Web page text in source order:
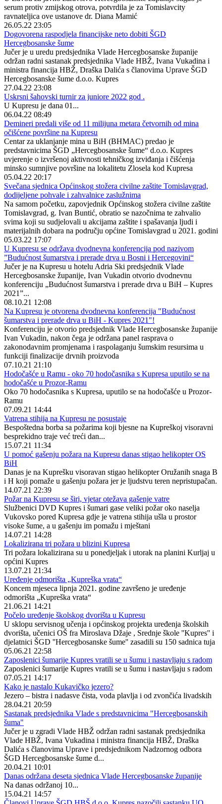
serum protiv zmijskog otrova, potvrdila je za Tomislavcity
ravnateljica ove ustanove dr. Diana Mamić
26.05.22 23:05
Dogovorena raspodjela financijske neto dobiti ŠGD
Hercegbosanske šume
Jučer je u uredu predsjednika Vlade Hercegbosanske županije
održan radni sastanak predsjednika Vlade HBŽ, Ivana Vukadina i
ministra financija HBŽ, Draška Dalića s članovima Uprave ŠGD
Hercegbosanske šume d.o.o. Kupres
27.04.22 23:08
Uskrsni šahovski turnir za juniore 2022 god .
U Kupresu je dana 01...
06.04.22 08:49
Demineri predali više od 11 milijuna metara četvornih od mina
očišćene površine na Kupresu
Centar za uklanjanje mina u BiH (BHMAC) predao je
predstavnicima ŠGD „Hercegbosanske šume“ d.o.o. Kupres
uvjerenje o izvršenoj aktivnosti tehničkog izviđanja i čišćenja
minsko sumnjive površine na lokalitetu Zlosela kod Kupresa
05.04.22 20:17
Svečana sjednica Općinskog stožera civilne zaštite Tomislavgrad,
dodijeljene pohvale i zahvalnice zaslužnima
Na samom početku, zapovjednik Općinskog stožera civilne zaštite
Tomislavgrad, g. Ivan Buntić, obratio se nazočnima te zahvalio
svima koji su sudjelovali u akcijama zaštite i spašavanja ljudi i
materijalnih dobara na području općine Tomislavgrad u 2021. godini
05.03.22 17:07
U Kupresu se održava dvodnevna konferencija pod nazivom
”Budućnost šumarstva i prerade drva u Bosni i Hercegovini“
Jučer je na Kupresu u hotelu Adria Ski predsjednik Vlade
Hercegbosanske županije, Ivan Vukadin otvorio dvodnevnu
konferenciju „Budućnost šumarstva i prerade drva u BiH – Kupres
2021”...
08.10.21 12:08
Na Kupresu je otvorena dvodnevna konferencija "Budućnost
šumarstva i prerade drva u BiH - Kupres 2021"!
Konferenciju je otvorio predsjednik Vlade Hercegbosanske županije
Ivan Vukadin, nakon čega je održana panel rasprava o
zakonodavnim promjenama i raspolaganju šumskim resursima u
funkciji finalizacije drvnih proizvoda
07.10.21 21:10
Hodočašće u Ramu - oko 70 hodočasnika s Kupresa uputilo se na
hodočašće u Prozor-Ramu
Oko 70 hodočasnika s Kupresa, uputilo se na hodočašće u Prozor-
Ramu
07.09.21 14:44
Vatrena stihija na Kupresu ne posustaje
Bespoštedna borba sa požarima koji bjesne na Kupreškoj visoravni
besprekidno traje već treći dan...
15.07.21 11:34
U pomoć gašenju požara na Kupresu danas stigao helikopter OS
BiH
Danas je na Kuprešku visoravan stigao helikopter Oružanih snaga B
i H koji pomaže u gašenju požara jer je ljudstvu teren nepristupačan.
14.07.21 22:39
Požar na Kupresu se širi, vjetar otežava gašenje vatre
Službenici DVD Kupres i šumari gase veliki požar oko naselja
Vukovsko pored Kupresa gdje je vatrena stihija ušla u prostor
visoke šume, a u gašenju im pomažu i mještani
14.07.21 14:28
Lokalizirana tri požara u blizini Kupresa
Tri požara lokalizirana su u ponedjeljak i utorak na planini Kurljaj u
općini Kupres
13.07.21 21:34
Uređenje odmorišta „Kupreška vrata“
Koncem mjeseca lipnja 2021. godine završeno je uređenje
odmorišta „Kupreška vrata“
21.06.21 14:21
Počelo uređenje školskog dvorišta u Kupresu
U sklopu servisnog učenja i općinskog projekta uređenja školskih
dvorišta, učenici OŠ fra Miroslava Džaje , Srednje škole ''Kupres'' i
djelatnici ŠGD ''Hercegbosanske šume'' zasadili su 150 sadnica tuja
05.06.21 22:58
Zaposlenici šumarije Kupres vratili se u šumu i nastavljaju s radom
Zaposlenici šumarije Kupres vratili se u šumu i nastavljaju s radom
07.05.21 14:17
Kako je nastalo Kukavičko jezero?
Jezero – bistra i nadasve čista, voda plavlja i od zvončića livadskih
28.04.21 20:59
Sastanak predsjednika Vlade s predstavnicima "Hercegbosanskih
šuma"
Jučer je u zgradi Vlade HBŽ održan radni sastanak predsjednika
Vlade HBŽ, Ivana Vukadina i ministra financija HBŽ, Draška
Dalića s članovima Uprave i predsjednikom Nadzornog odbora
ŠGD Hercegbosanske šume d...
20.04.21 10:01
Danas održana deseta sjednica Vlade Hercegbosanske županije
Na danas održanoj 10...
15.04.21 14:57